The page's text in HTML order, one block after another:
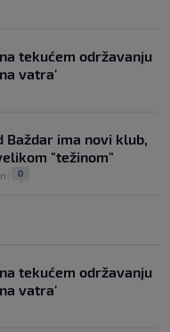
tekućem održavanju
vatra'
Baždar ima novi klub,
"težinom"
0
tekućem održavanju
vatra'